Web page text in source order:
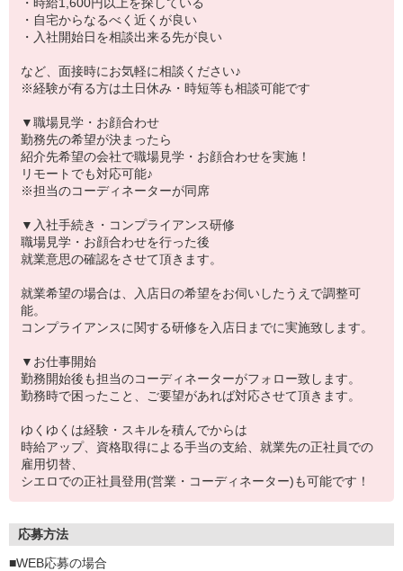
・自宅からなるべく近くが良い
・入社開始日を相談出来る先が良い
など、面接時にお気軽に相談ください♪
※経験が有る方は土日休み・時短等も相談可能です
▼職場見学・お顔合わせ
勤務先の希望が決まったら
紹介先希望の会社で職場見学・お顔合わせを実施！
リモートでも対応可能♪
※担当のコーディネーターが同席
▼入社手続き・コンプライアンス研修
職場見学・お顔合わせを行った後
就業意思の確認をさせて頂きます。
就業希望の場合は、入店日の希望をお伺いしたうえで調整可
能。
コンプライアンスに関する研修を入店日までに実施致します。
▼お仕事開始
勤務開始後も担当のコーディネーターがフォロー致します。
勤務時で困ったこと、ご要望があれば対応させて頂きます。
ゆくゆくは経験・スキルを積んでからは
時給アップ、資格取得による手当の支給、就業先の正社員での
雇用切替、
シエロでの正社員登用(営業・コーディネーター)も可能です！
応募方法
■WEB応募の場合